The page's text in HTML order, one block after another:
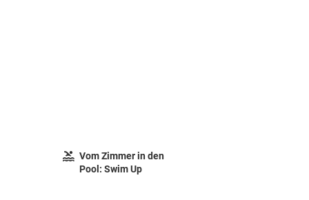
Vom Zimmer in den
Pool: Swim Up